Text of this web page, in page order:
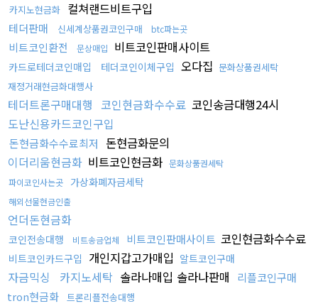
카지노현금화 컬쳐랜드비트구입
테더판매 신세계상품권코인구매 btc파는곳
비트코인환전 문상매입 비트코인판매사이트
카드로테더코인매입 테더코인이체구입 오다집 문화상품권세탁
재정거래현금화대행사
테더트론구매대행 코인현금화수수료 코인송금대행24시
도난신용카드코인구입
돈현금화수수료최저
돈현금화문의
이더리움현금화 비트코인현금화 문화상품권세탁
파이코인사는곳
가상화폐자금세탁
해외선물현금인출
언더돈현금화
코인전송대행 비트송금업체 비트코인판매사이트 코인현금화수수료
비트코인카드구입 개인지갑고가매입 알트코인구매
자금믹싱 카지노세탁 솔라나매입 솔라나판매
리플코인구매
tron현금화 트론리플전송대행